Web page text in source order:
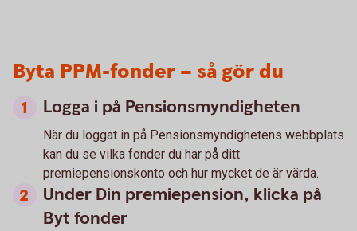
Byta PPM-fonder – så gör du
Logga i på Pensionsmyndigheten
När du loggat in på Pensionsmyndighetens webbplats
kan du se vilka fonder du har på ditt
premiepensionskonto och hur mycket de är värda.
Under Din premiepension, klicka på
Byt fonder